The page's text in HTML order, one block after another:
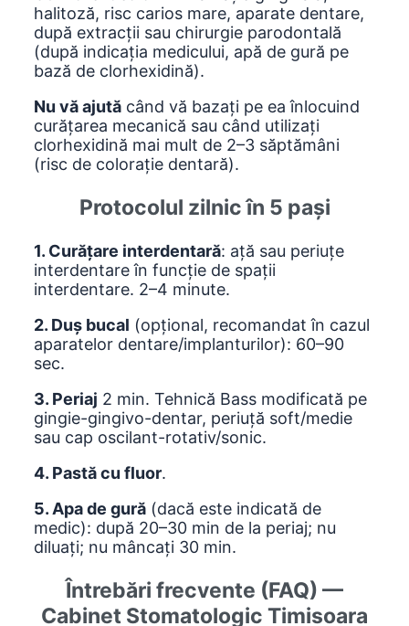
halitoză, risc carios mare, aparate dentare,
după extracții sau chirurgie parodontală
(după indicația medicului, apă de gură pe
bază de clorhexidină).
Nu vă ajută când vă bazați pe ea înlocuind
curățarea mecanică sau când utilizați
clorhexidină mai mult de 2–3 săptămâni
(risc de colorație dentară).
Protocolul zilnic în 5 pași
1. Curățare interdentară: ață sau periuțe
interdentare în funcție de spații
interdentare. 2–4 minute.
2. Duș bucal (opțional, recomandat în cazul
aparatelor dentare/implanturilor): 60–90
sec.
3. Periaj 2 min. Tehnică Bass modificată pe
gingie-gingivo-dentar, periuță soft/medie
sau cap oscilant-rotativ/sonic.
4. Pastă cu fluor.
5. Apa de gură (dacă este indicată de
medic): după 20–30 min de la periaj; nu
diluați; nu mâncați 30 min.
Întrebări frecvente (FAQ) —
Cabinet Stomatologic Timisoara